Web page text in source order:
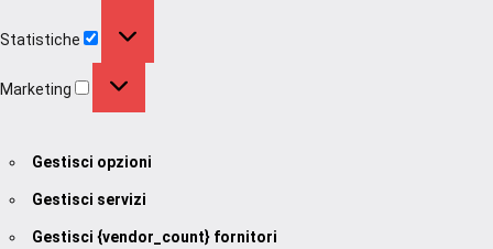
Statistiche
Marketing
Gestisci opzioni
Gestisci servizi
Gestisci {vendor_count} fornitori